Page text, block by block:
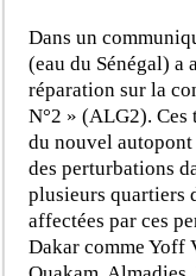
Dans un
(eau du Sénégal) a
réparation sur la
N°2 » (ALG2).
du nouvel
des perturbations
plusieurs quartiers
affectées par ces
Dakar comme Yoff